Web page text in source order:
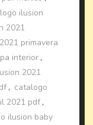
ilusion
2021
primavera
interior ,
2021
, catalogo
2021 pdf ,
ilusion baby